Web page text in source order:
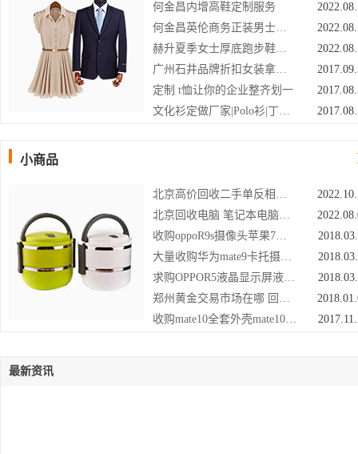
何金昌内增高鞋定制服务
何金昌英伦商务正装男士皮鞋
赫升夏季女士厚底跑步鞋增高9cm
广州石井品牌折扣女装拿货健凡服饰一手时尚库存尾单现货女装分份货源
定制 t恤让你的企业整齐划一
文化衫定做厂家|Polo衫|丁丁有约
小商品
北京高价回收二手单反相机回收佳能5D3单反相机
北京回收电脑 笔记本电脑回收 组装机收购
收购oppoR9s摄像头苹果7返回排线
大量收购华为mate9卡托摄像头收购OPPOR11电池
求购OPPOR5液晶显示屏液晶总成排线
郑州黄金交易市场在哪 回收黄金厂家
收购mate10全套外壳mate10中框支架13510182218
最新资讯